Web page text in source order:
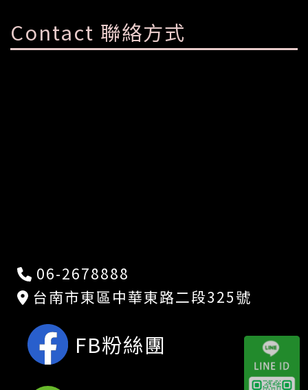
Contact 聯絡方式
06-2678888
台南市東區中華東路二段325號
FB粉絲團